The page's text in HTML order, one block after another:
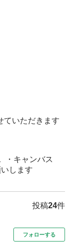
ていただきます
・キャンバス
します
投稿24件
フォローする